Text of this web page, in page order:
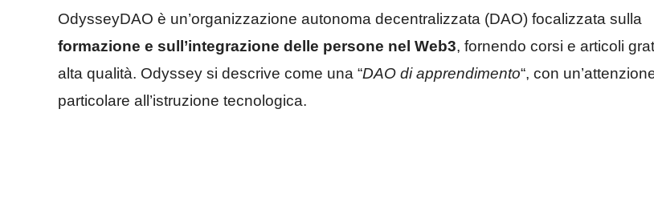
OdysseyDAO è un’organizzazione autonoma decentralizzata (DAO) focalizzata sulla
formazione e sull’integrazione delle persone nel Web3, fornendo corsi e articoli
alta qualità. Odyssey si descrive come una “DAO di apprendimento“, con
particolare all’istruzione tecnologica.